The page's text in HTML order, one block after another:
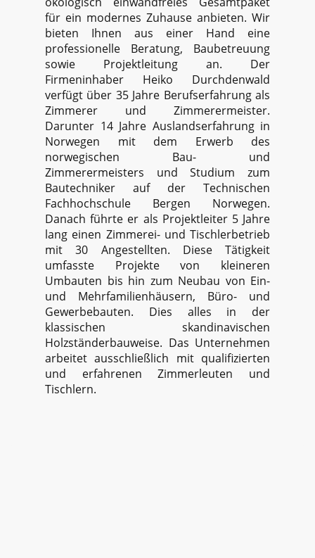
für ein modernes Zuhause anbieten. Wir
bieten Ihnen aus einer Hand eine
professionelle Beratung, Baubetreuung
sowie Projektleitung an. Der
Firmeninhaber Heiko Durchdenwald
verfügt über 35 Jahre Berufserfahrung als
Zimmerer und Zimmerermeister.
Darunter 14 Jahre Auslandserfahrung in
Norwegen mit dem Erwerb des
norwegischen Bau- und
Zimmerermeisters und Studium zum
Bautechniker auf der Technischen
Fachhochschule Bergen Norwegen.
Danach führte er als Projektleiter 5 Jahre
lang einen Zimmerei- und Tischlerbetrieb
mit 30 Angestellten. Diese Tätigkeit
umfasste Projekte von kleineren
Umbauten bis hin zum Neubau von Ein-
und Mehrfamilienhäusern, Büro- und
Gewerbebauten. Dies alles in der
klassischen skandinavischen
Holzständerbauweise. Das Unternehmen
arbeitet ausschließlich mit qualifizierten
und erfahrenen Zimmerleuten und
Tischlern.